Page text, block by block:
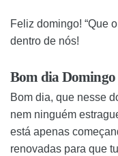
Feliz domingo! “Que
dentro de nós!
Bom dia
Bom dia, que nesse
nem ninguém
está apenas
renovadas para que